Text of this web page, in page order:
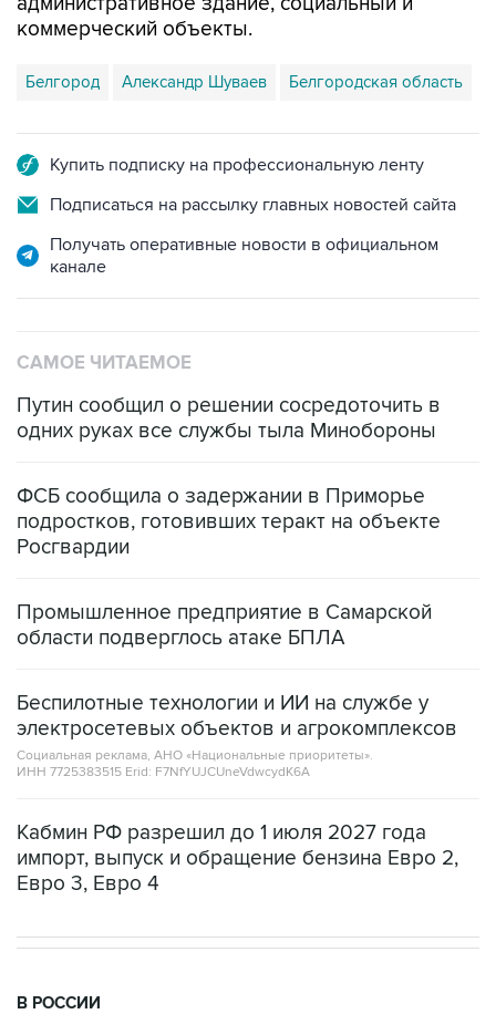
коммерческий объекты.
Белгород Александр Шуваев Белгородская область
Купить подписку на профессиональную ленту
Подписаться на рассылку главных новостей сайта
Получать оперативные новости в официальном
канале
САМОЕ ЧИТАЕМОЕ
Путин сообщил о решении сосредоточить в
одних руках все службы тыла Минобороны
ФСБ сообщила о задержании в Приморье
подростков, готовивших теракт на объекте
Росгвардии
Промышленное предприятие в Самарской
области подверглось атаке БПЛА
Беспилотные технологии и ИИ на службе у
электросетевых объектов и агрокомплексов
Социальная реклама, АНО «Национальные приоритеты».
ИНН 7725383515 Erid: F7NfYUJCUneVdwcydK6A
Кабмин РФ разрешил до 1 июля 2027 года
импорт, выпуск и обращение бензина Евро 2,
Евро 3, Евро 4
В РОССИИ